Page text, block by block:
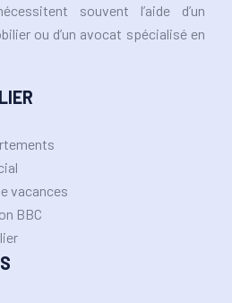
souvent l’aide d’un
ou d’un avocat spécialisé en
vacances
BBC